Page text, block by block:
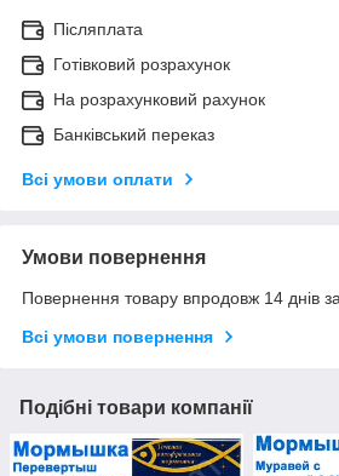
Післяплата
Готівковий розрахунок
На розрахунковий рахунок
Банківський переказ
Всі умови оплати
Умови повернення
Повернення товару впродовж 14 днів
Всі умови повернення
Подібні товари компанії